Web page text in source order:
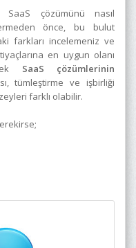
SaaS çözümünü nasıl
önce, bu bulut
farkları incelemeniz ve
en uygun olanı
SaaS çözümlerinin
tümleştirme ve işbirliği
farklı olabilir.